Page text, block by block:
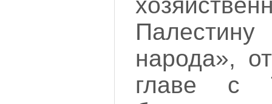
народа»,
главе с